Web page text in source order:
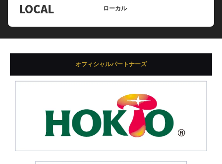
LOCAL ローカル
オフィシャルパートナーズ